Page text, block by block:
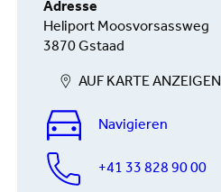
Adresse
Heliport Moosvorsassweg
3870 Gstaad
AUF KARTE ANZEIGEN
Navigieren
+41 33 828 90 00